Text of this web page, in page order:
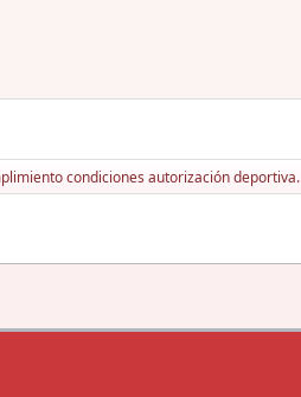
condiciones autorización deportiva.